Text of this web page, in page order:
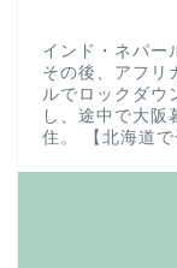
インド・ネパー
その後、アフリ
ルでロックダウ
し、途中で大阪
住。 【北海道で